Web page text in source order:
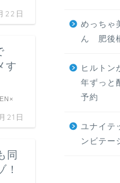
22日
す
21日
同
めっちゃ
ん 肥後
ヒルトン
年ずっと
予約
ユナイテ
ンビテー